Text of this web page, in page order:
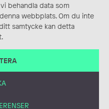
behandla data som
webbplats. Om du inte
samtycke kan detta